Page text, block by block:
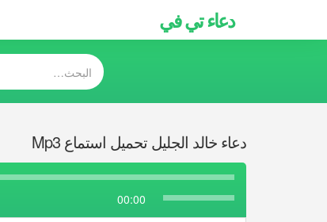
دعاء تي في
دعاء خالد الجليل تحميل استماع Mp3
00:00